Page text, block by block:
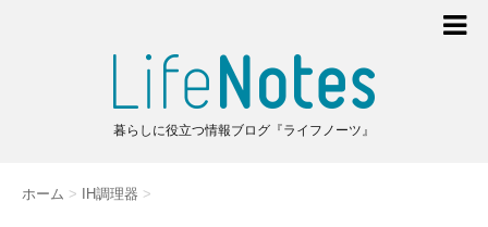
暮らしに役立つ情報ブログ『ライフノーツ』
ホーム > IH調理器 >